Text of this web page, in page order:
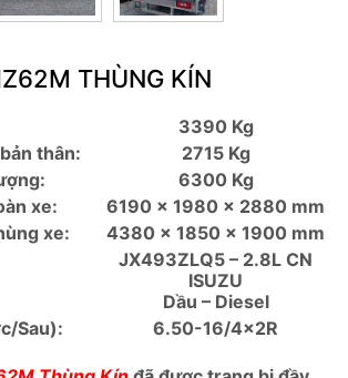
THÙNG KÍN
3390 Kg
thân:
2715 Kg
6300 Kg
xe:
6190 x 1980 x 2880 mm
xe:
4380 x 1850 x 1900 mm
JX493ZLQ5 – 2.8L CN
ISUZU
Dầu – Diesel
Sau):
6.50-16/4x2R